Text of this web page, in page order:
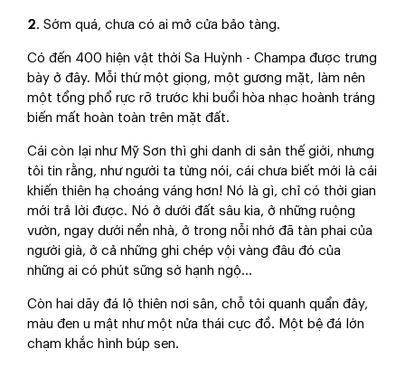
2. Sớm quá, chưa có ai mở cửa bảo tàng.
Có đến 400 hiện vật thời Sa Huỳnh - Champa được trưng
bày ở đây. Mỗi thứ một giọng, một gương mặt, làm nên
một tổng phổ rực rỡ trước khi buổi hòa nhạc hoành tráng
biến mất hoàn toàn trên mặt đất.
Cái còn lại như Mỹ Sơn thì ghi danh di sản thế giới, nhưng
tôi tin rằng, như người ta từng nói, cái chưa biết mới là cái
khiến thiên hạ choáng váng hơn! Nó là gì, chỉ có thời gian
mới trả lời được. Nó ở dưới đất sâu kia, ở những ruộng
vườn, ngay dưới nền nhà, ở trong nỗi nhớ đã tàn phai của
người già, ở cả những ghi chép vội vàng đâu đó của
những ai có phút sững sờ hạnh ngộ...
Còn hai dãy đá lộ thiên nơi sân, chỗ tôi quanh quẩn đây,
màu đen u mật như một nửa thái cực đồ. Một bệ đá lớn
chạm khắc hình búp sen.